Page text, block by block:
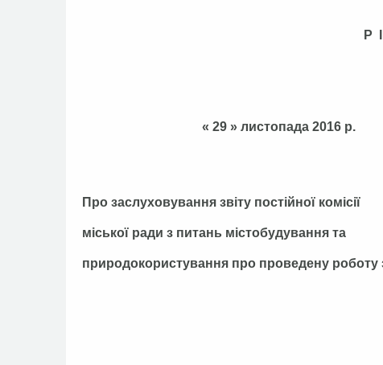
Р
« 29 »
Про заслуховування звіту постійної комісії
міської ради з питань містобудування та
природокористування про проведену роботу